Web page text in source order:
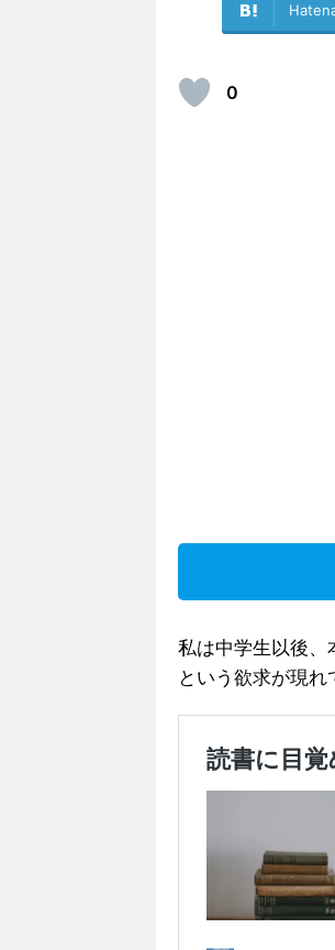
0
私は中学生以後、
という欲求が現れ